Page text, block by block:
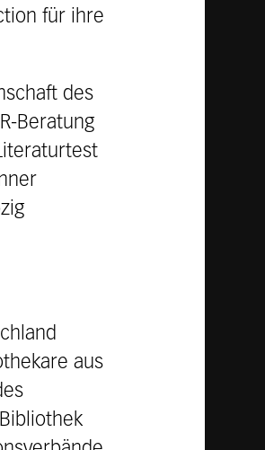
für ihre
des
Beratung
aus